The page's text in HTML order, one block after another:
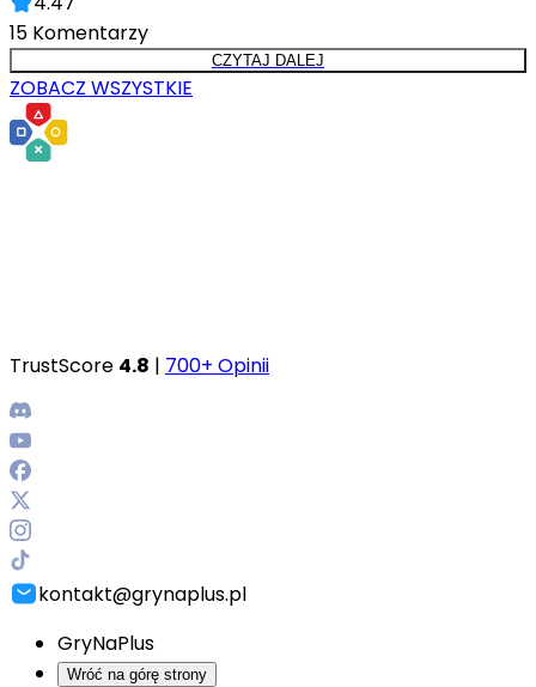
15 Komentarzy
CZYTAJ DALEJ
ZOBACZ WSZYSTKIE
TrustScore 4.8 | 700+ Opinii
kontakt@grynaplus.pl
GryNaPlus
Wróć na górę strony